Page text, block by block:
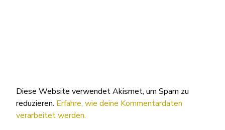
Diese Website verwendet Akismet, um Spam zu
reduzieren. Erfahre, wie deine Kommentardaten
verarbeitet werden.